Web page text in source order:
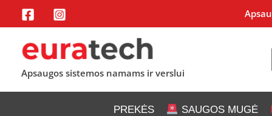
Pereiti
prie
turinio
Apsaugos sistemos namams ir verslui
PREKĖS SAUGOS MUGĖ